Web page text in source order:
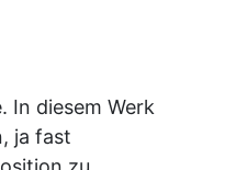
In diesem Werk
ja fast